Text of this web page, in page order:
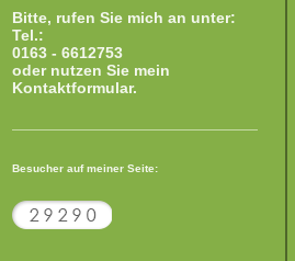
Bitte, rufen Sie mich an unter:
Tel.:
0163 - 6612753
oder nutzen Sie mein
Kontaktformular.
Besucher auf meiner Seite: